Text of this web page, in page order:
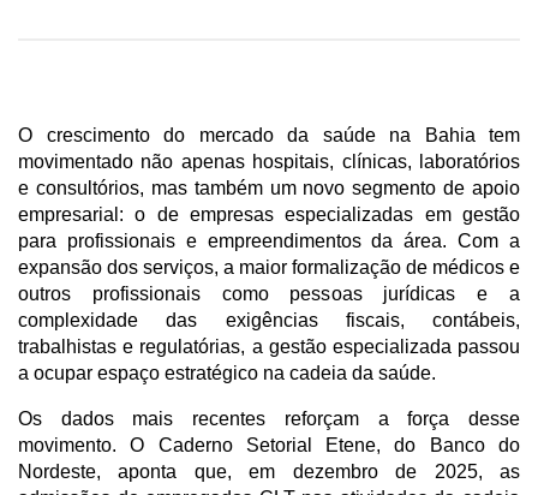
O crescimento do mercado da saúde na Bahia tem
movimentado não apenas hospitais, clínicas, laboratórios
e consultórios, mas também um novo segmento de apoio
empresarial: o de empresas especializadas em gestão
para profissionais e empreendimentos da área. Com a
expansão dos serviços, a maior formalização de médicos e
outros profissionais como pessoas jurídicas e a
complexidade das exigências fiscais, contábeis,
trabalhistas e regulatórias, a gestão especializada passou
a ocupar espaço estratégico na cadeia da saúde.
Os dados mais recentes reforçam a força desse
movimento. O Caderno Setorial Etene, do Banco do
Nordeste, aponta que, em dezembro de 2025, as